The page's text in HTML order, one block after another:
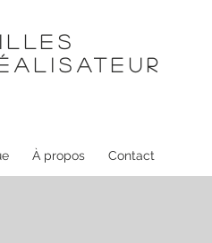
À propos Contact